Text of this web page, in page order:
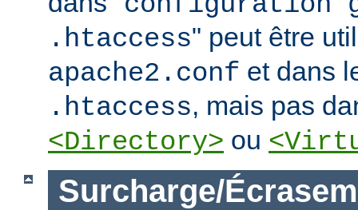
.htaccess" peut être
apache2.conf et dans
.htaccess, mais pas
<Directory> ou
Surcharge/